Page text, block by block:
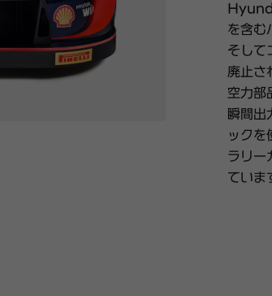
を含む
そして
廃止さ
空力部
瞬間
ックを
ラリー
ていま